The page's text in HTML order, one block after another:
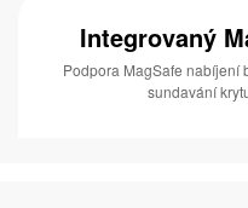
Integrovaný
Podpora MagSafe nabíjení
sundavání